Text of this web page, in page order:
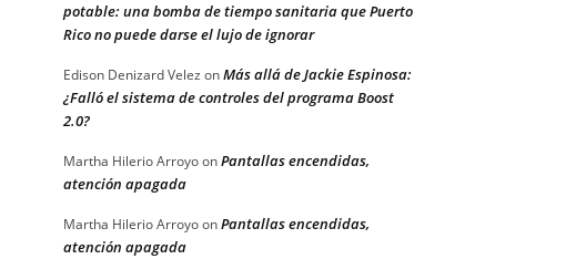
potable: una bomba de tiempo sanitaria que Puerto
Rico no puede darse el lujo de ignorar
Edison Denizard Velez onMás allá de Jackie Espinosa:
¿Falló el sistema de controles del programa Boost
2.0?
Martha Hilerio ArroyoonPantallas encendidas,
atención apagada
Martha Hilerio ArroyoonPantallas encendidas,
atención apagada